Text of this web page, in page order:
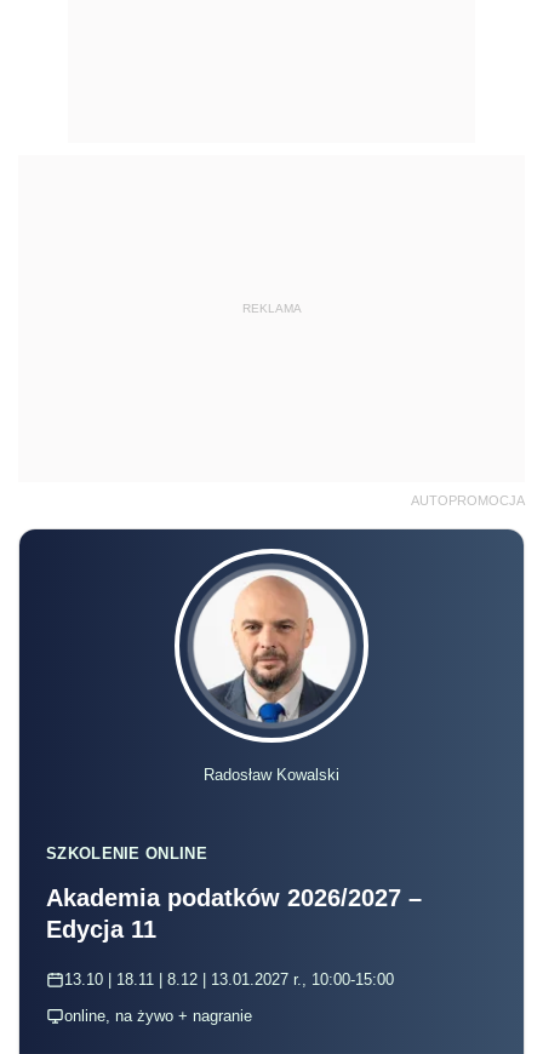
REKLAMA
AUTOPROMOCJA
Radosław Kowalski
SZKOLENIE ONLINE
Akademia podatków 2026/2027 –
Edycja 11
13.10 | 18.11 | 8.12 | 13.01.2027 r., 10:00-15:00
online, na żywo + nagranie